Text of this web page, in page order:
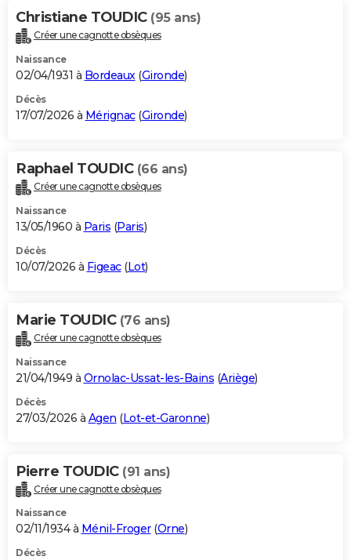
Carte de Noël
Carte Bonne année
Carte Saint-Valentin
Carte Pâques
Carte d'anniversaire
DICTIONNAIRE
Dictionnaire
Biographies
Citations
Expressions
Proverbes
PROGRAMME TV
S'inscrire
Se connecter
Lycées
Collèges
Primaires
Universités
Entreprises
Service militaire
Avis de recherche
AVIS DE DÉCÈS
Bricolage
Lifestyle
Culture
Sport
Auto
Television
Voyage
Cinema
Christiane TOUDIC (95 ans)
Créer une cagnotte obsèques
Naissance
02/04/1931 à Bordeaux(Gironde)
Décès
17/07/2026 à Mérignac(Gironde)
Raphael TOUDIC (66 ans)
Créer une cagnotte obsèques
Naissance
13/05/1960 à Paris (Paris)
Décès
10/07/2026 à Figeac(Lot)
Marie TOUDIC (76 ans)
Créer une cagnotte obsèques
Naissance
21/04/1949 à Ornolac-Ussat-les-Bains (Ariège)
Décès
27/03/2026 à Agen (Lot-et-Garonne)
Pierre TOUDIC (91 ans)
Créer une cagnotte obsèques
Naissance
02/11/1934 à Ménil-Froger(Orne)
Décès